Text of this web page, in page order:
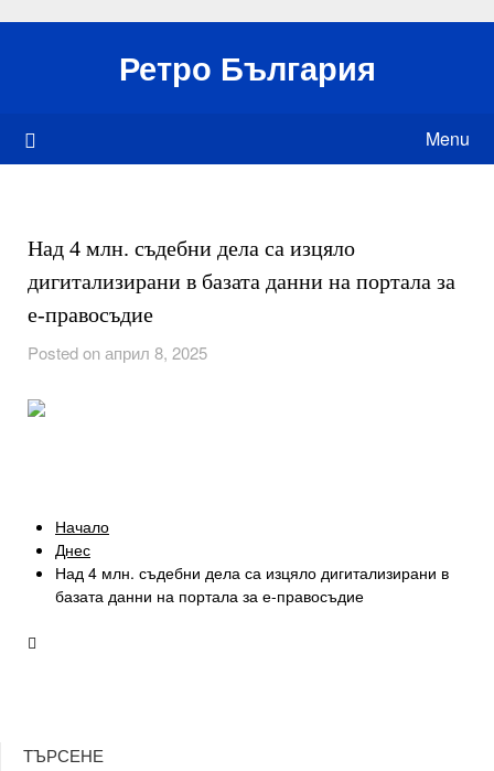
Ретро България
Menu
Над 4 млн. съдебни дела са изцяло
дигитализирани в базата данни на портала за
е-правосъдие
Posted on април 8, 2025
Начало
Днес
Над 4 млн. съдебни дела са изцяло дигитализирани в
базата данни на портала за е-правосъдие
ТЪРСЕНЕ